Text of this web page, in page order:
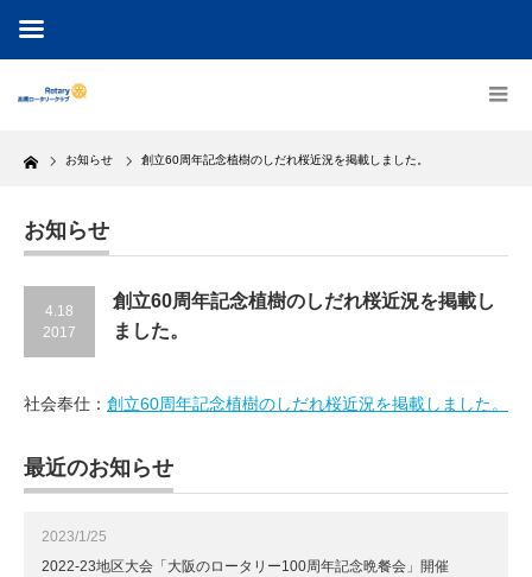
Home お知らせ 創立60周年記念植樹のしだれ桜近況を掲載しました。
お知らせ
4.18
2017
創立60周年記念植樹のしだれ桜近況を掲載し
ました。
社会奉仕： 創立60周年記念植樹のしだれ桜近況を掲載しました。
最近のお知らせ
2023/1/25
2022-23地区大会「大阪のロータリー100周年記念晩餐会」開催